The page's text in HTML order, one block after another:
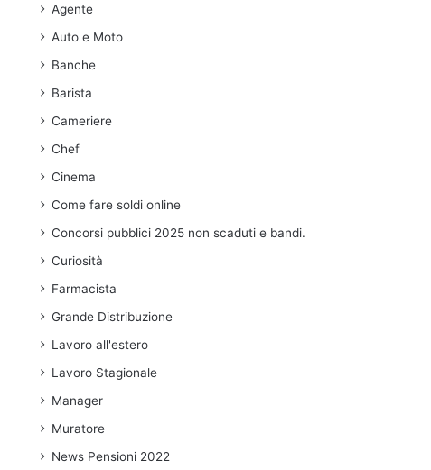
Agente
Auto e Moto
Banche
Barista
Cameriere
Chef
Cinema
Come fare soldi online
Concorsi pubblici 2025 non scaduti e bandi.
Curiosità
Farmacista
Grande Distribuzione
Lavoro all'estero
Lavoro Stagionale
Manager
Muratore
News Pensioni 2022